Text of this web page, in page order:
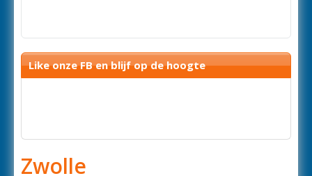
Like onze FB en blijf op de hoogte
Zwolle